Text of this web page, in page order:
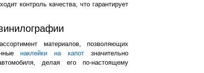
контроль качества, что гарантирует
материалов, позволяющих
наклейки на капот значительно
делая его по-настоящему